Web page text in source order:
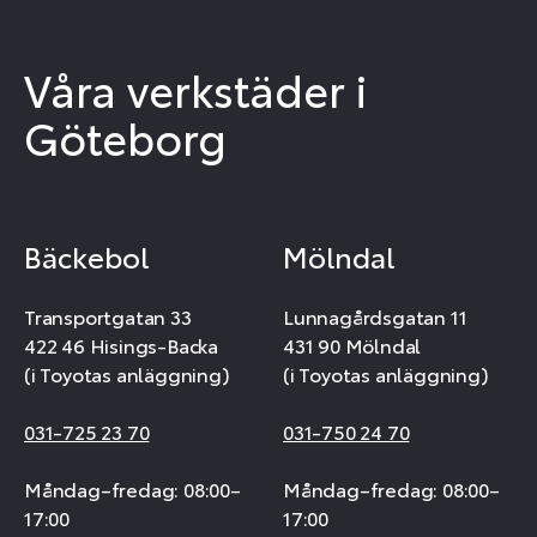
Våra verkstäder i
Göteborg
Bäckebol
Transportgatan 33
422 46 Hisings-Backa
(i Toyotas anläggning)
031-725 23 70
Måndag–fredag: 08:00–
17:00
Mölndal
Lunnagårdsgatan 11
431 90 Mölndal
(i Toyotas anläggning)
031-750 24 70
Måndag–fredag: 08:00–
17:00